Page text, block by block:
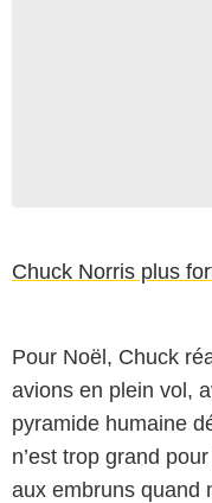
Chuck Norris plus
Claude Van Damme
bonnes fêtes de fin
Pour Noël, Chuck
avions en plein vol,
pyramide humaine
n’est trop grand
aux embruns quand